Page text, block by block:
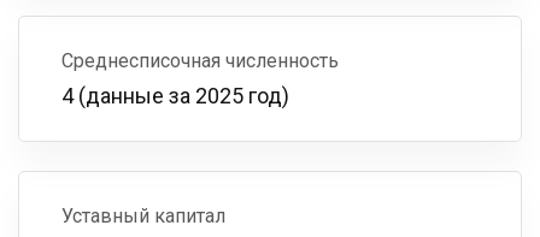
Среднесписочная численность
4 (данные за 2025 год)
Уставный капитал